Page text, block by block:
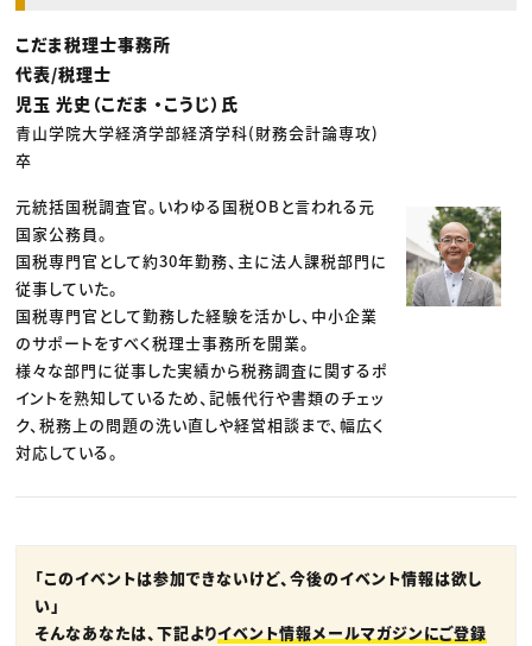
こだま税理士事務所
代表/税理士
児玉 光史（こだま ・こうじ）氏
青山学院大学経済学部経済学科(財務会計論専攻)
卒
元統括国税調査官。いわゆる国税OBと言われる元
国家公務員。
国税専門官として約30年勤務、主に法人課税部門に
従事していた。
国税専門官として勤務した経験を活かし、中小企業
のサポートをすべく税理士事務所を開業。
様々な部門に従事した実績から税務調査に関するポ
イントを熟知しているため、記帳代行や書類のチェッ
ク、税務上の問題の洗い直しや経営相談まで、幅広く
対応している。
「このイベントは参加できないけど、今後のイベント情報は欲し
い」
そんなあなたは、下記よりイベント情報メールマガジンにご登録